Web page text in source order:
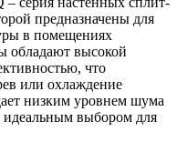
предназначены для
в помещениях
обладают высокой
что
или охлаждение
низким уровнем шума
идеальным выбором для